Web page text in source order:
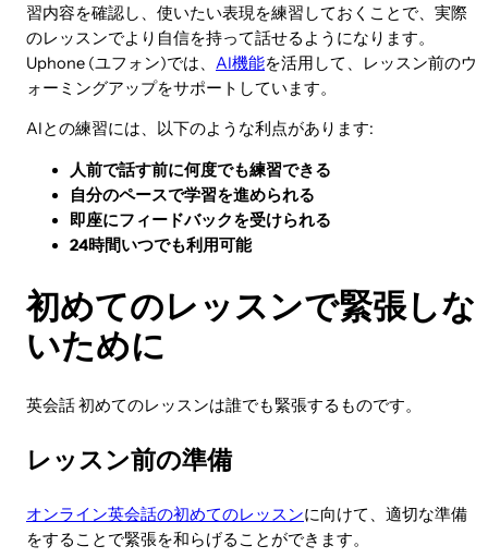
習内容を確認し、使いたい表現を練習しておくことで、実際
のレッスンでより自信を持って話せるようになります。
Uphone (ユフォン)では、 AI機能を活用して、レッスン前のウ
ォーミングアップをサポートしています。
AIとの練習には、以下のような利点があります:
人前で話す前に何度でも練習できる
自分のペースで学習を進められる
即座にフィードバックを受けられる
24時間いつでも利用可能
初めてのレッスンで緊張しな
いために
英会話 初めてのレッスンは誰でも緊張するものです。
レッスン前の準備
オンライン英会話の初めてのレッスンに向けて、適切な準備
をすることで緊張を和らげることができます。